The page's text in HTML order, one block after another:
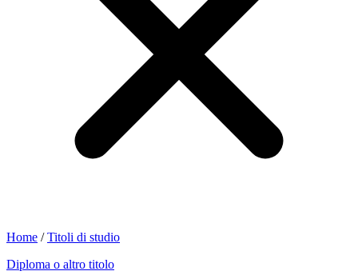
Home /Titoli di studio
Diploma o altro titolo